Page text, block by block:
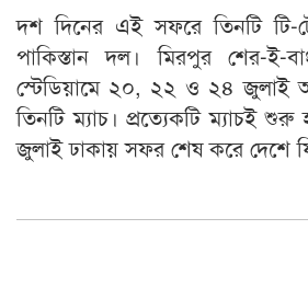
দশ দিনের এই সফরে তিনটি টি-
পাকিস্তান দল। মিরপুর শের-ই-
স্টেডিয়ামে ২০, ২২ ও ২৪ জুলাই
তিনটি ম্যাচ। প্রত্যেকটি ম্যাচই শুরু
জুলাই ঢাকায় সফর শেষ করে দেশে